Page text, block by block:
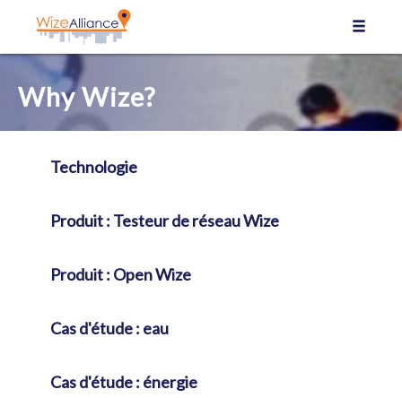
Why Wize?
Technologie
Produit : Testeur de réseau Wize
Produit : Open Wize
Cas d'étude : eau
Cas d'étude : énergie
Panneau de gestion des cookies